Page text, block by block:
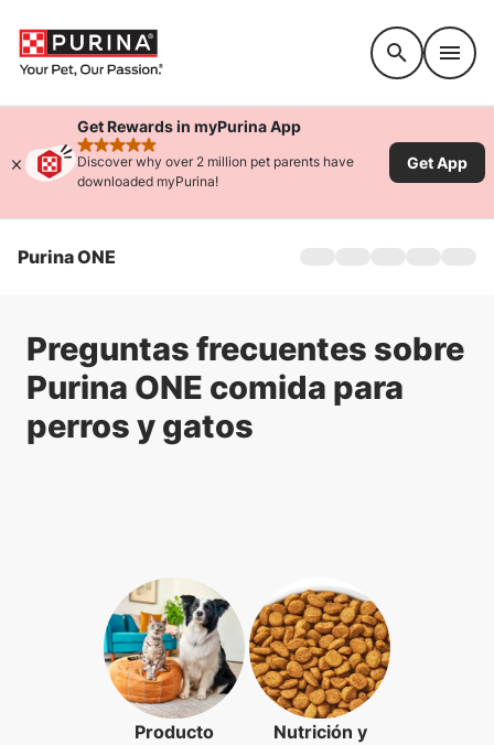
Get Rewards in myPurina App
rated 4.9 stars
Discover why over 2 million pet parents have
downloaded myPurina!
Get App
Purina ONE
Productos
Ofertas
Desafío de 28 días
Preguntas frecuentes sobre
Purina ONE comida para
perros y gatos
Producto
Nutrición y